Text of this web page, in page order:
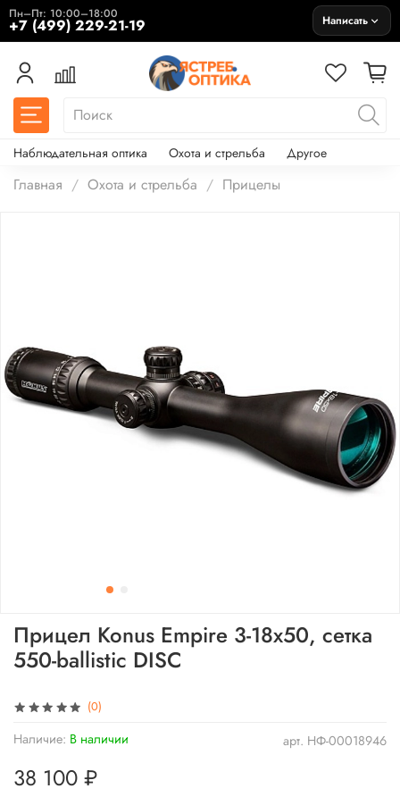
Пн–Пт: 10:00–18:00
+7 (499) 229-21-19 Написать
Наблюдательная оптика Охота и стрельба Другое
Главная Охота и стрельба Прицелы
(0)
арт. НФ-00018946
Наличие: В наличии
Прицел Konus Empire 3-18x50, сетка
550-ballistic DISC
38 100 ₽